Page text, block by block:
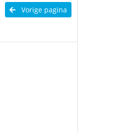
Vorige pagina